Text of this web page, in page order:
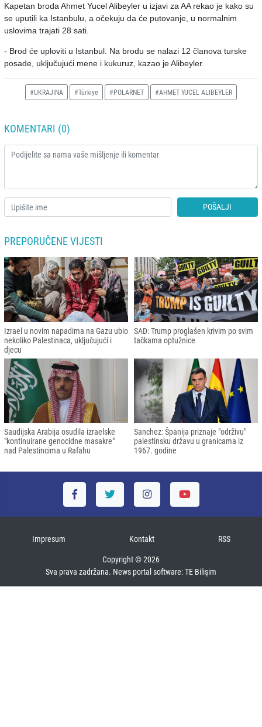
Kapetan broda Ahmet Yucel Alibeyler u izjavi za AA rekao je kako su
se uputili ka Istanbulu, a očekuju da će putovanje, u normalnim
uslovima trajati 28 sati.
- Brod će uploviti u Istanbul. Na brodu se nalazi 12 članova turske
posade, uključujući mene i kukuruz, kazao je Alibeyler.
#UKRAJINA #Türkiye #POLARNET #AHMET YUCEL ALIBEYLER
KOMENTARI (0)
POŠALJI
PREPORUČENE VIJESTI
Izrael u novim napadima na Gazu ubio
nekoliko Palestinaca, uključujući i
djecu
SAD: Trump proglašen krivim po svim
tačkama optužnice
Saudijska Arabija osudila izraelske
"kontinuirane genocidne masakre"
nad Palestincima u Rafahu
Sanchez: Španija priznaje "održivu"
palestinsku državu u granicama iz
1967. godine
Impresum Kontakt RSS
Copyright © 2026
Sva prava zadržana. News portal software:TE Bilişim